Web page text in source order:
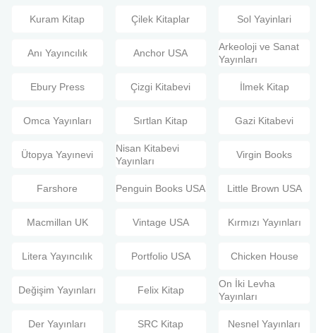
Kuram Kitap Çilek Kitaplar Sol Yayinlari
Anı Yayıncılık Anchor USA
Arkeoloji ve Sanat
Yayınları
Ebury Press Çizgi Kitabevi İlmek Kitap
Omca Yayınları Sırtlan Kitap Gazi Kitabevi
Ütopya Yayınevi
Nisan Kitabevi
Yayınları
Virgin Books
Farshore Penguin Books USA Little Brown USA
Macmillan UK Vintage USA Kırmızı Yayınları
Litera Yayıncılık Portfolio USA Chicken House
Değişim Yayınları Felix Kitap
On İki Levha
Yayınları
Der Yayınları SRC Kitap Nesnel Yayınları